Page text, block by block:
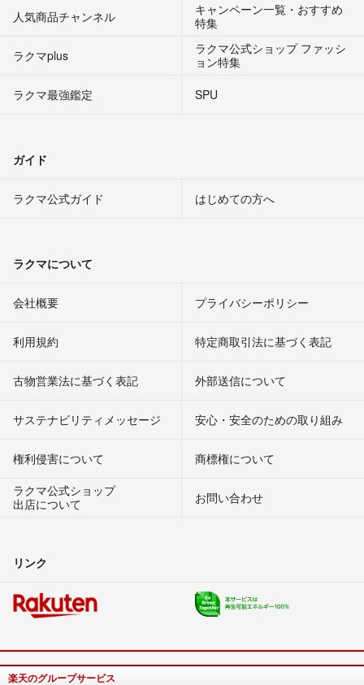
人気商品チャンネル
キャンペーン一覧・おすすめ
特集
ラクマplus
ラクマ公式ショップ ファッシ
ョン特集
ラクマ最強鑑定
SPU
ガイド
ラクマ公式ガイド はじめての方へ
ラクマについて
会社概要 プライバシーポリシー
利用規約 特定商取引法に基づく表記
古物営業法に基づく表記 外部送信について
サステナビリティメッセージ 安心・安全のための取り組み
権利侵害について
商標権について
ラクマ公式ショップ
出店について
お問い合わせ
リンク
楽天のグループサービス